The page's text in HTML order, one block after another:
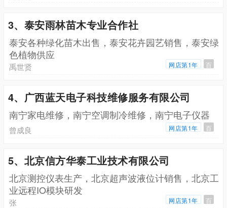
3、泰安雨林苗木专业合作社
泰安各种绿化苗木出售，泰安花卉园艺销售，泰安绿
色植物供应
禹世贤 网店第1年 百
4、广西蓝天电子科技维修服务有限公司
南宁家电维修，南宁空调制冷维修，南宁电子仪器
曾成良 网店第1年 百
5、北京信方华泰工业技术有限公司
北京测控仪表生产，北京超声波液位计销售，北京工
业远程IO模块研发
张 网店第1年 百